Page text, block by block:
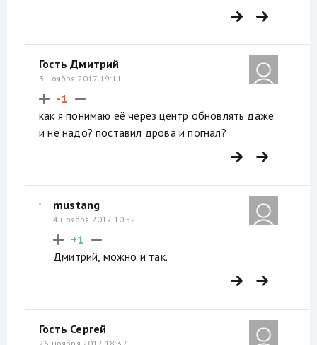
Гость Дмитрий
3 ноября 2017 19:11
-1
как я понимаю её через центр обновлять даже
и не надо? поставил дрова и погнал?
mustang
4 ноября 2017 10:52
+1
Дмитрий, можно и так.
Гость Сергей